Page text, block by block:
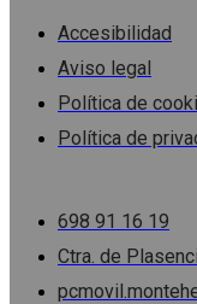
Accesibilidad
Aviso legal
Política de
Política de
698 91 16 19
Ctra. de